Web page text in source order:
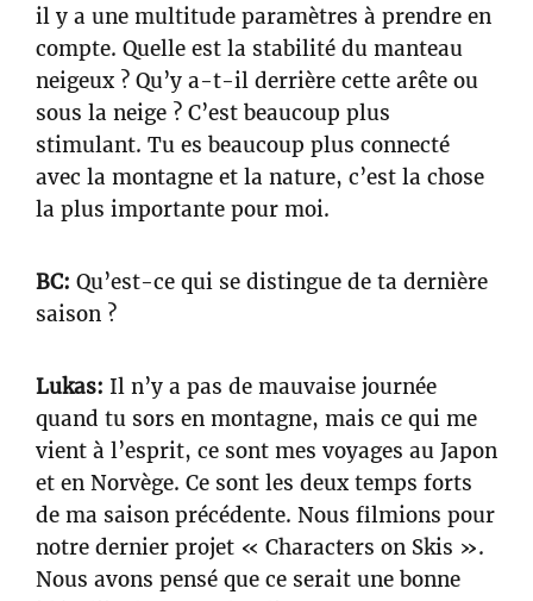
il y a une multitude paramètres à prendre en
compte. Quelle est la stabilité du manteau
neigeux ? Qu’y a-t-il derrière cette arête ou
sous la neige ? C’est beaucoup plus
stimulant. Tu es beaucoup plus connecté
avec la montagne et la nature, c’est la chose
la plus importante pour moi.
BC: Qu’est-ce qui se distingue de ta dernière
saison ?
Lukas: Il n’y a pas de mauvaise journée
quand tu sors en montagne, mais ce qui me
vient à l’esprit, ce sont mes voyages au Japon
et en Norvège. Ce sont les deux temps forts
de ma saison précédente. Nous filmions pour
notre dernier projet « Characters on Skis ».
Nous avons pensé que ce serait une bonne